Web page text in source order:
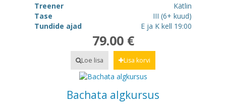
Treener
Kätlin
Tase
III (6+ kuud)
Tundide ajad
E ja K kell 19:00
79.00 €
Loe lisa Lisa korvi
Bachata algkursus